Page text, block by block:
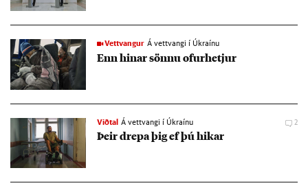
Vettvangur Á vettvangi í Úkraínu
Enn hinar sönnu of­ur­hetj­ur
Viðtal Á vettvangi í Úkraínu 2
Þeir drepa þig ef þú hik­ar